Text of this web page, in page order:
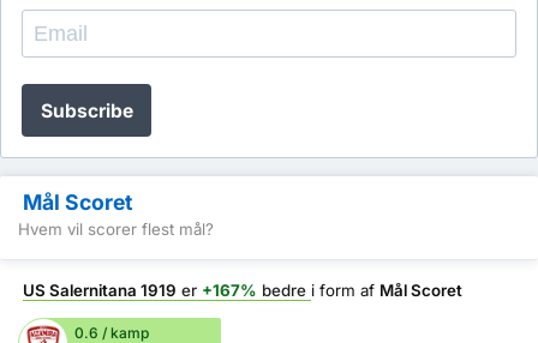
Subscribe
Mål Scoret
Hvem vil scorer flest mål?
US Salernitana 1919 er +167% bedre i form af Mål Scoret
0.6 / kamp